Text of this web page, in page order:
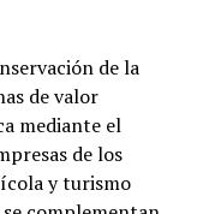
de la
de valor
mediante el
de los
y turismo